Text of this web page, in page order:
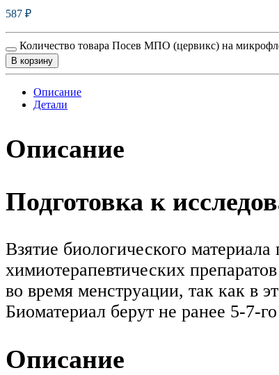
587 ₽
Количество товара Посев МПО (цервикс) на
В корзину
Описание
Детали
Описание
Подготовка к
Взятие биологического
химиотерапевтических
во время менструации, так как в
Биоматериал берут не ранее 5-7-
Описание